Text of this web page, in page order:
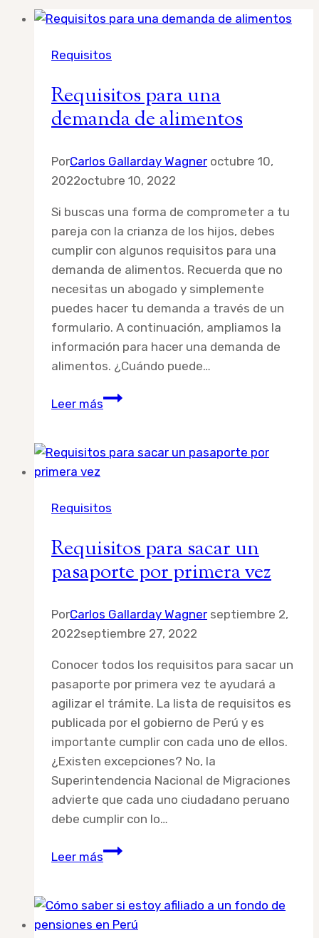
Requisitos
Requisitos para una
demanda de alimentos
PorCarlos Gallarday Wagner octubre 10,
2022octubre 10, 2022
Si buscas una forma de comprometer a tu
pareja con la crianza de los hijos, debes
cumplir con algunos requisitos para una
demanda de alimentos. Recuerda que no
necesitas un abogado y simplemente
puedes hacer tu demanda a través de un
formulario. A continuación, ampliamos la
información para hacer una demanda de
alimentos. ¿Cuándo puede…
Leer másRequisitos
demanda
Requisitos
Requisitos para sacar un
pasaporte por primera vez
PorCarlos Gallarday Wagner septiembre 2,
2022septiembre 27, 2022
Conocer todos los requisitos para sacar un
pasaporte por primera vez te ayudará a
agilizar el trámite. La lista de requisitos es
publicada por el gobierno de Perú y es
importante cumplir con cada uno de ellos.
¿Existen excepciones? No, la
Superintendencia Nacional de Migraciones
advierte que cada uno ciudadano peruano
debe cumplir con lo…
Leer másRequisitos
un
pasaporte